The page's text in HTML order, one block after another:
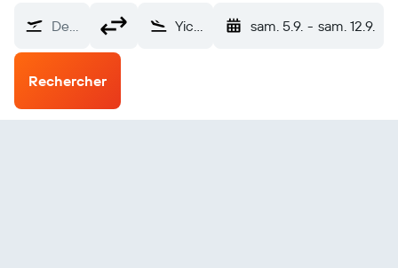
De… Yichun Lindu (LDS) sam. 5.9. - sam. 12.9.
Rechercher